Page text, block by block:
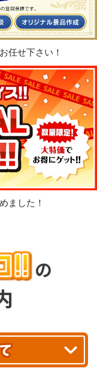
任せ下さい！
ました！
の